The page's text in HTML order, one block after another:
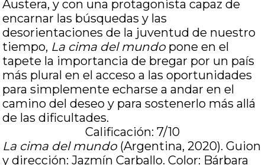
Austera, y con una protagonista capaz de
encarnar las búsquedas y las
desorientaciones de la juventud de nuestro
tiempo, La cima del mundo pone en el
tapete la importancia de bregar por un país
más plural en el acceso a las oportunidades
para simplemente echarse a andar en el
camino del deseo y para sostenerlo más allá
de las dificultades.
Calificación: 7/10
La cima del mundo(Argentina, 2020). Guion
y dirección: Jazmín Carballo. Color: Bárbara